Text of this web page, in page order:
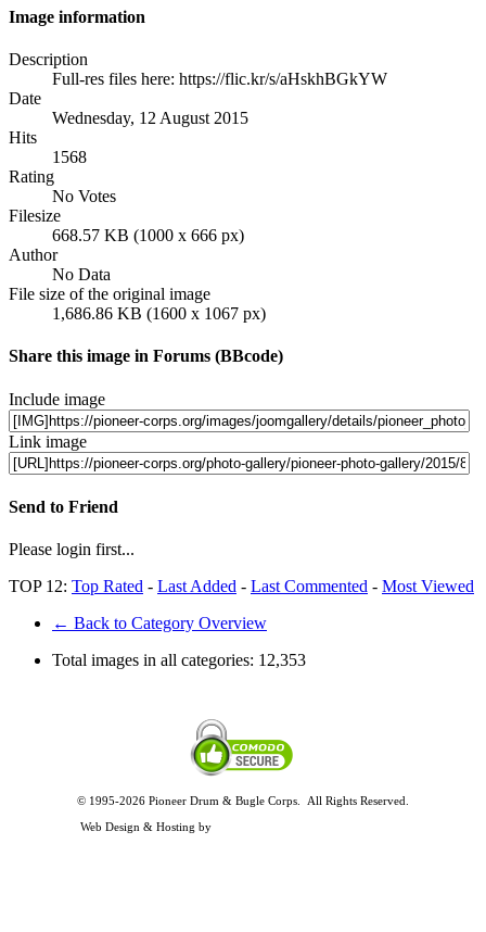
Image information
Description
Full-res files here: https://flic.kr/s/aHskhBGkYW
Date
Wednesday, 12 August 2015
Hits
1568
Rating
No Votes
Filesize
668.57 KB (1000 x 666 px)
Author
No Data
File size of the original image
1,686.86 KB (1600 x 1067 px)
Share this image in Forums (BBcode)
Include image
Link image
Send to Friend
Please login first...
TOP 12: Top Rated - Last Added - Last Commented - Most Viewed
← Back to Category Overview
Total images in all categories: 12,353
© 1995-2026 Pioneer Drum & Bugle Corps. All Rights Reserved.
Web Design & Hosting by